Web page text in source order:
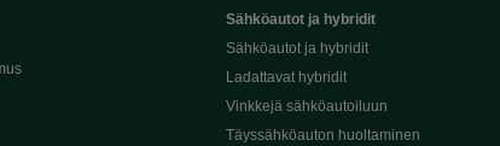
Sähköautot ja hybridit
Sähköautot ja hybridit
Ladattavat hybridit
Vinkkejä sähköautoiluun
Täyssähköauton huoltaminen